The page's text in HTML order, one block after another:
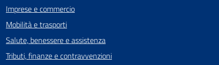
Imprese e commercio
Mobilità e trasporti
Salute, benessere e assistenza
Tributi, finanze e contravvenzioni